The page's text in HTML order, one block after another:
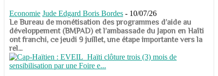
Economie Jude Edgard Boris Bordes - 10/07/26
​​​​​​​Le Bureau de monétisation des programmes d’aide au
développement (BMPAD) et l’ambassade du Japon en Haïti
ont franchi, ce jeudi 9 juillet, une étape importante vers la
rel...